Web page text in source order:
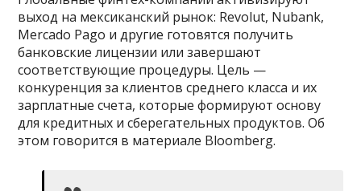
выход на мексиканский рынок: Revolut, Nubank,
Mercado Pago и другие готовятся получить
банковские лицензии или завершают
соответствующие процедуры. Цель —
конкуренция за клиентов среднего класса и их
зарплатные счета, которые формируют основу
для кредитных и сберегательных продуктов. Об
этом говорится в материале Bloomberg.